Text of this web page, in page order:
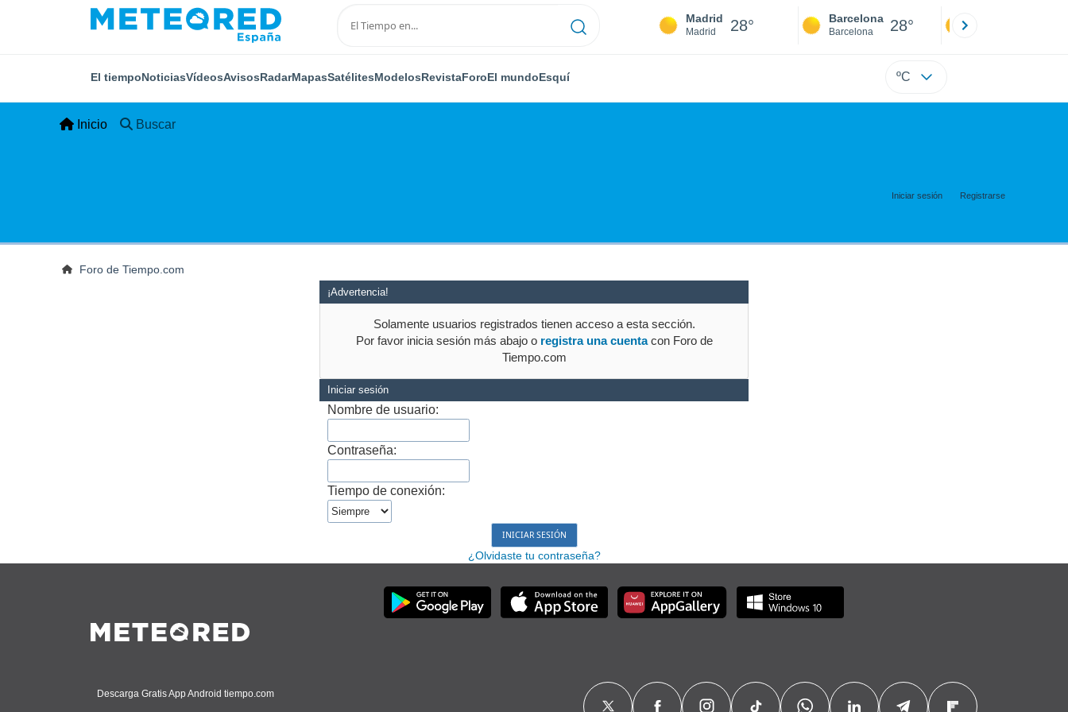
Madrid
Madrid 28° Barcelona
Barcelona 28°
El tiempoNoticiasVídeosAvisosRadarMapasSatélitesModelosRevistaForoEl mundoEsquí ºC
Inicio Buscar
Iniciar sesión Registrarse
Foro de Tiempo.com
¡Advertencia!
Solamente usuarios registrados tienen acceso a esta sección.
Por favor inicia sesión más abajo o registra una cuentacon Foro de
Tiempo.com
Iniciar sesión
Nombre de usuario:
Contraseña:
Tiempo de conexión:
¿Olvidaste tu contraseña?
Descarga Gratis App Android tiempo.com